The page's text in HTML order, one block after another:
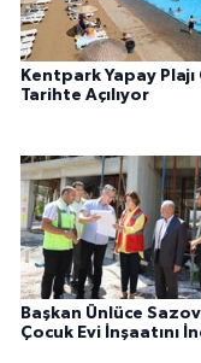
Kentpark Yapay Plajı
Tarihte Açılıyor
Başkan Ünlüce
Çocuk Evi İnşaatını